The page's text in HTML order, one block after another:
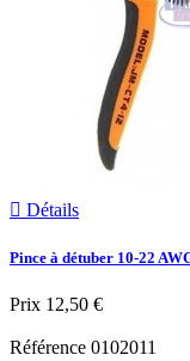
 Détails
Pince à détuber 10-22
Prix 12,50 €
Référence 0102011